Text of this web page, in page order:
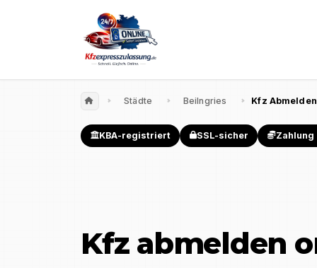
Städte Beilngries Kfz
KBA-registriert SSL-sicher Zahlung
Kfz abmelden